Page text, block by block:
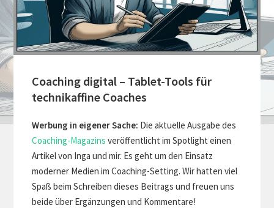
Coaching digital – Tablet-Tools für
technikaffine Coaches
Werbung in eigener Sache: Die aktuelle Ausgabe des
Coaching-Magazins veröffentlicht im Spotlight einen
Artikel von Inga und mir. Es geht um den Einsatz
moderner Medien im Coaching-Setting. Wir hatten viel
Spaß beim Schreiben dieses Beitrags und freuen uns
beide über Ergänzungen und Kommentare!